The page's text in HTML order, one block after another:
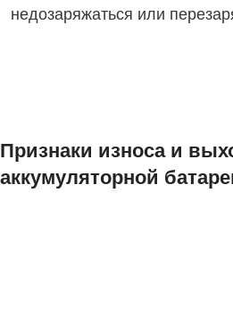
недозаряжаться или
Признаки износа и
аккумуляторной